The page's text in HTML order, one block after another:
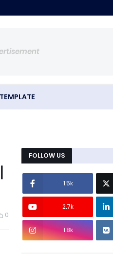
0
FOLLOW US
1.5k
2.7k
1.8k